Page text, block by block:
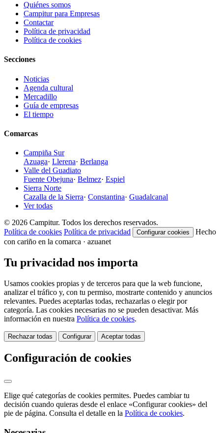
Quiénes somos
Campitur para Empresas
Contactar
Política de privacidad
Política de cookies
Secciones
Noticias
Agenda cultural
Mercadillo
Guía de empresas
El tiempo
Comarcas
Campiña Sur
Azuaga· Llerena· Berlanga
Valle del Guadiato
Fuente Obejuna· Belmez· Espiel
Sierra Norte
Cazalla de la Sierra· Constantina· Guadalcanal
Ver todas
© 2026 Campitur. Todos los derechos reservados.
Política de cookies Política de privacidad Configurar cookies
Hecho
con cariño en la comarca · azuanet
Tu privacidad nos importa
Usamos cookies propias y de terceros para que la web funcione,
analizar el tráfico y, con tu permiso, mostrarte contenido y anuncios
relevantes. Puedes aceptarlas todas, rechazarlas o elegir por
categoría. Las cookies necesarias no se pueden desactivar. Más
información en nuestra Política de cookies.
Rechazar todas Configurar Aceptar todas
Configuración de cookies
Elige qué categorías de cookies permites. Puedes cambiar tu
decisión cuando quieras desde el enlace «Configurar cookies» del
pie de página. Consulta el detalle en la Política de cookies.